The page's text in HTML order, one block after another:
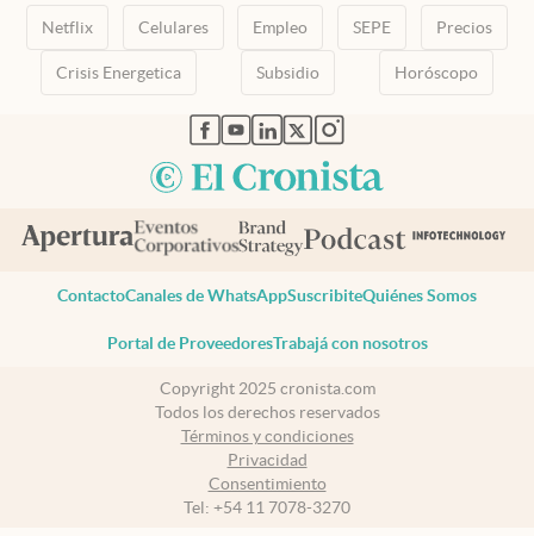
Netflix Celulares Empleo SEPE Precios
Crisis Energetica Subsidio Horóscopo
abre en nueva pestaña
abre en nueva pestaña
abre en nueva pestaña
abre en nueva pestaña
abre en nueva pestaña
ContactoCanales de WhatsAppSuscribiteQuiénes Somos
Portal de ProveedoresTrabajá con nosotros
Copyright 2025 cronista.com
Todos los derechos reservados
Términos y condiciones
Privacidad
Consentimiento
Tel: +54 11 7078-3270